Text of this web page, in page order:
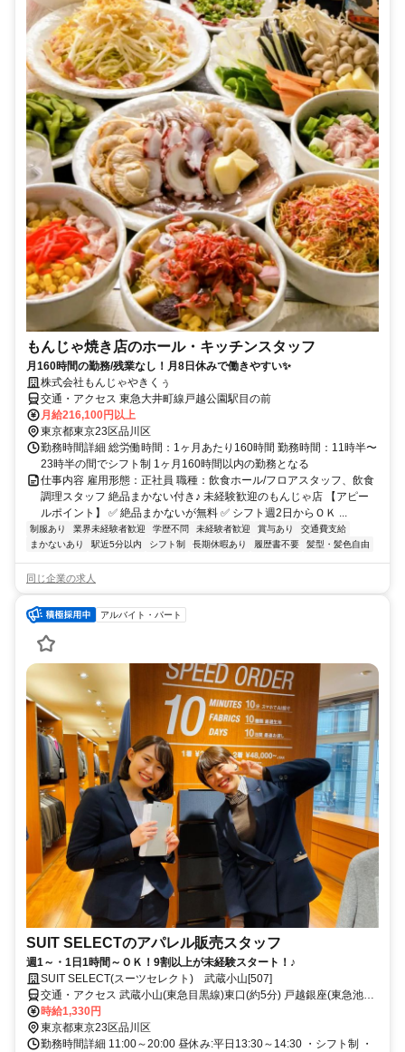
もんじゃ焼き店のホール・キッチンスタッフ
月160時間の勤務/残業なし！月8日休みで働きやすい✨
株式会社もんじゃやきくぅ
交通・アクセス 東急大井町線戸越公園駅目の前
月給216,100円以上
東京都東京23区品川区
勤務時間詳細 総労働時間：1ヶ月あたり160時間 勤務時間：11時半〜
23時半の間でシフト制 1ヶ月160時間以内の勤務となる
仕事内容 雇用形態：正社員 職種：飲食ホール/フロアスタッフ、飲食
調理スタッフ 絶品まかない付き♪ 未経験歓迎のもんじゃ店 【アピー
ルポイント】 ✅ 絶品まかないが無料 ✅ シフト週2日からＯＫ ...
制服あり 業界未経験者歓迎 学歴不問 未経験者歓迎 賞与あり
交通費支給
まかないあり
駅近5分以内 シフト制 長期休暇あり 履歴書不要 髪型・髪色自由
同じ企業の求人
アルバイト・パート
SUIT SELECTのアパレル販売スタッフ
週1～・1日1時間～ＯＫ！9割以上が未経験スタート！♪
SUIT SELECT(スーツセレクト) 武蔵小山[507]
交通・アクセス 武蔵小山(東急目黒線)東口(約5分) 戸越銀座(東急池上
線)出入口1(約10分) 戸越(都営浅草線)A3口(約12分)
時給1,330円
東京都東京23区品川区
勤務時間詳細 11:00～20:00 昼休み:平日13:30～14:30 ・シフト制 ・